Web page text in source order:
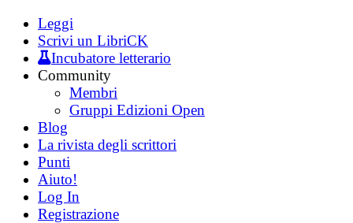
Leggi
Scrivi un LibriCK
Incubatore letterario
Community
Membri
Gruppi Edizioni Open
Blog
La rivista degli scrittori
Punti
Aiuto!
Log In
Registrazione